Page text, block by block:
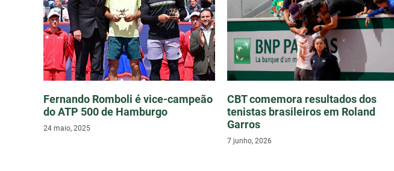
Fernando Romboli é vice-campeão
do ATP 500 de Hamburgo
24 maio, 2025
CBT comemora resultados dos
tenistas brasileiros em Roland
Garros
7 junho, 2026